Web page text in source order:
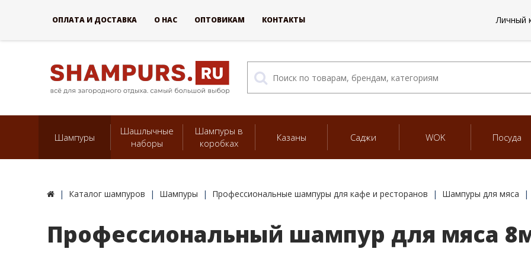
Шампуры
Шашлычные
наборы
Шампуры в
коробках
Казаны Саджи WOK Посуда
Каталог шампуров Шампуры Профессиональные шампуры для кафе и ресторанов Шампуры для мяса
Профессиональный шампур для мяса
ОПЛАТА И ДОСТАВКА О НАС ОПТОВИКАМ КОНТАКТЫ Личный